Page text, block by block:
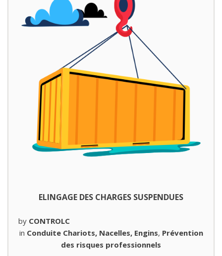
ELINGAGE DES CHARGES SUSPENDUES
by CONTROLC
in Conduite Chariots, Nacelles, Engins, Prévention
des risques professionnels